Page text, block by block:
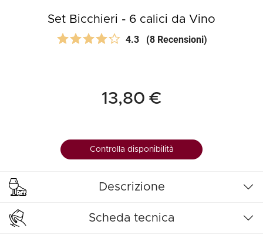
Set Bicchieri - 6 calici da Vino
4.3 (8 Recensioni)
13,80 €
Controlla disponibilità
Descrizione
Scheda tecnica